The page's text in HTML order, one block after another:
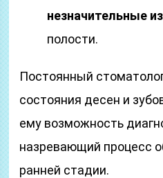
незначительные
полости.
Постоянный
состояния десен и
ему возможность
назревающий процесс
ранней стадии.